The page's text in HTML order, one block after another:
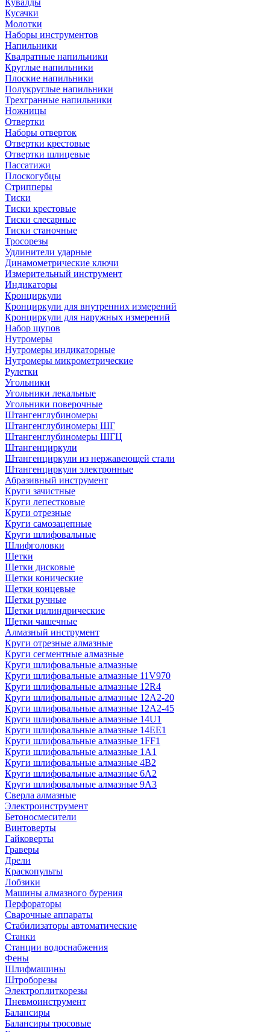
Кувалды
Кусачки
Молотки
Наборы инструментов
Напильники
Квадратные напильники
Круглые напильники
Плоские напильники
Полукруглые напильники
Трехгранные напильники
Ножницы
Отвертки
Наборы отверток
Отвертки крестовые
Отвертки шлицевые
Пассатижи
Плоскогубцы
Стрипперы
Тиски
Тиски крестовые
Тиски слесарные
Тиски станочные
Тросорезы
Удлинители ударные
Динамометрические ключи
Измерительный инструмент
Индикаторы
Кронциркули
Кронциркули для внутренних измерений
Кронциркули для наружных измерений
Набор щупов
Нутромеры
Нутромеры индикаторные
Нутромеры микрометрические
Рулетки
Угольники
Угольники лекальные
Угольники поверочные
Штангенглубиномеры
Штангенглубиномеры ШГ
Штангенглубиномеры ШГЦ
Штангенциркули
Штангенциркули из нержавеющей стали
Штангенциркули электронные
Абразивный инструмент
Круги зачистные
Круги лепестковые
Круги отрезные
Круги самозацепные
Круги шлифовальные
Шлифголовки
Щетки
Щетки дисковые
Щетки конические
Щетки концевые
Щетки ручные
Щетки цилиндрические
Щетки чашечные
Алмазный инструмент
Круги отрезные алмазные
Круги сегментные алмазные
Круги шлифовальные алмазные
Круги шлифовальные алмазные 11V970
Круги шлифовальные алмазные 12R4
Круги шлифовальные алмазные 12А2-20
Круги шлифовальные алмазные 12А2-45
Круги шлифовальные алмазные 14U1
Круги шлифовальные алмазные 14ЕЕ1
Круги шлифовальные алмазные 1FF1
Круги шлифовальные алмазные 1А1
Круги шлифовальные алмазные 4В2
Круги шлифовальные алмазные 6A2
Круги шлифовальные алмазные 9А3
Сверла алмазные
Электроинструмент
Бетоносмесители
Винтоверты
Гайковерты
Граверы
Дрели
Краскопульты
Лобзики
Машины алмазного бурения
Перфораторы
Сварочные аппараты
Стабилизаторы автоматические
Станки
Станции водоснабжения
Фены
Шлифмашины
Штроборезы
Электроплиткорезы
Пневмоинструмент
Балансиры
Балансиры тросовые